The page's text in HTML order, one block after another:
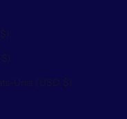
Îles Turques-et-Caïques (USD $)
Îles Vierges britanniques (USD $)
Îles mineures éloignées des États-Unis (USD $)